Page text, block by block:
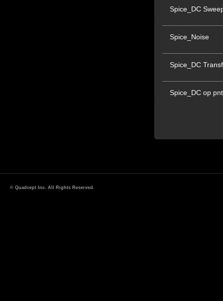
Spice_DC
Spice_Noise
Spice_DC
Spice_DC op pnt
© Quadcept Inc. All Rights Reserved.